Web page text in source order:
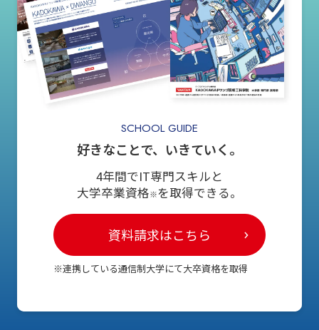
SCHOOL GUIDE
好きなことで、いきていく。
4年間でIT専門スキルと
大学卒業資格※を取得できる。
資料請求はこちら
※連携している通信制大学にて大卒資格を取得